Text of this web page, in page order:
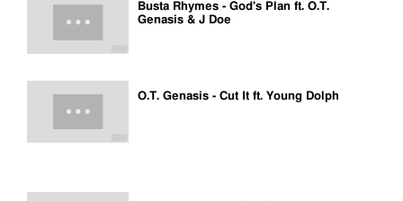
Busta Rhymes - God's Plan ft. O.T.
Genasis & J Doe
O.T. Genasis - Cut It ft. Young Dolph